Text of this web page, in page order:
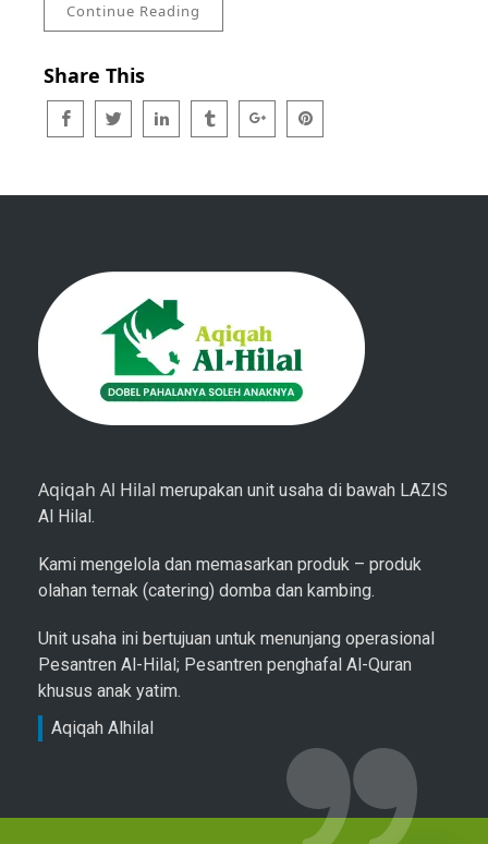
Continue Reading
Share This
Aqiqah Al Hilal merupakan unit usaha di bawah LAZIS
Al Hilal.
Kami mengelola dan memasarkan produk – produk
olahan ternak (catering) domba dan kambing.
Unit usaha ini bertujuan untuk menunjang operasional
Pesantren Al-Hilal; Pesantren penghafal Al-Quran
khusus anak yatim.
Aqiqah Alhilal